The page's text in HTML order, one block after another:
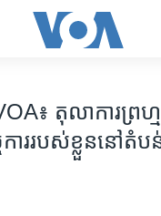
៖ តុលាការ​ព្រហ្
ការ​របស់​ខ្លួន​នៅ​តំ